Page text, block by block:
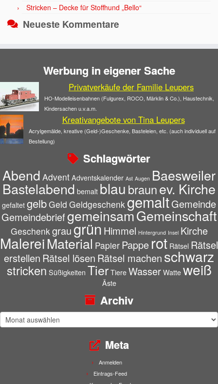
Stricken – Decke für Stoffhund „Bello“
Neueste Kommentare
Werbung in eigener Sache
Privatverkäufe der Familie Leupers
HO-Modelleisenbahnen (Fulgurex, ROCO, Märklin & Co.), Haustechnik,
Kindersachen u.v.a.m.
Kreativangebote von Tina Leupers
Acrylgemälde, kreative (Geld-)Geschenke, Basteleien, etc. (auch individuell auf
Bestellung)
Schlagwörter
Abend AdventAdventskalender Ast Augen Baesweiler
Bastelabend bemalt blau braunev. Kirche
gefaltetgelbGeld Geldgeschenk gemaltGemeinde
GemeindebriefgemeinsamGemeinschaft
Geschenkgraugrün Himmel Hintergrund Insel Kirche
MalereiMaterial Papier Pappe rot Rätsel Rätsel
erstellen Rätsel lösen Rätsel machen schwarz
stricken Süßigkeiten Tier Tiere Wasser Watte weiß
Äste
Archiv
Archiv
Meta
Anmelden
Eintrags-Feed